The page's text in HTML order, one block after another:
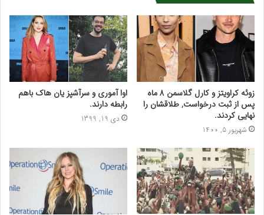
زوئه کراویتز و کارل گلاسمن 8 ماه
پس از ثبت درخواست, طلاقشان را
نهایی کردند.
شهریور 5, 1400
اوا آموری و سرآشپز یان هاک باهم
رابطه دارند.
دی 19, 1399